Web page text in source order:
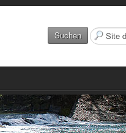
Suchen
Suchen
...